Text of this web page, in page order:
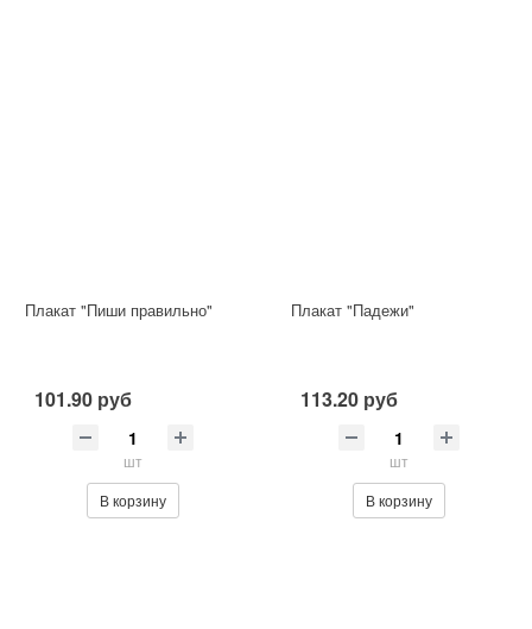
Плакат "Пиши правильно"
101.90 руб
шт
В корзину
Плакат "Падежи"
113.20 руб
шт
В корзину